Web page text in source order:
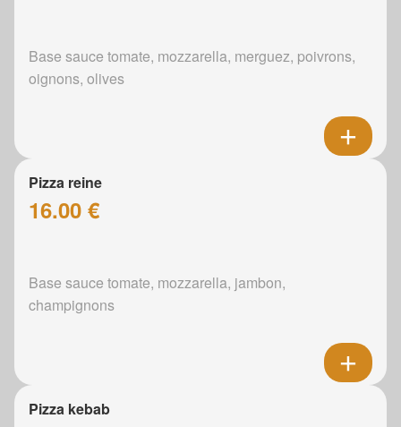
Base sauce tomate, mozzarella, merguez, poivrons,
oignons, olives
Pizza reine
16.00 €
Base sauce tomate, mozzarella, jambon,
champignons
Pizza kebab